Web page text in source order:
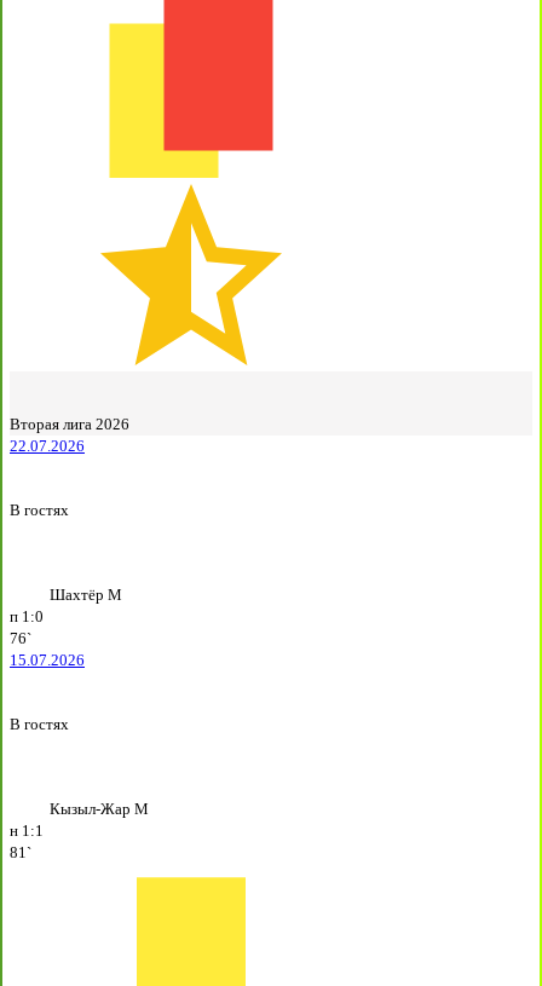
Вторая лига 2026
22.07.2026
В гостях
Шахтёр М
п 1:0
76`
15.07.2026
В гостях
Кызыл-Жар М
н 1:1
81`